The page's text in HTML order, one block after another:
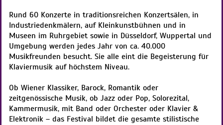
Rund 60 Konzerte in traditionsreichen Konzertsälen, in
Industriedenkmälern, auf Kleinkunstbühnen und in
Museen im Ruhrgebiet sowie in Düsseldorf, Wuppertal und
Umgebung werden jedes Jahr von ca. 40.000
Musikfreunden besucht. Sie alle eint die Begeisterung für
Klaviermusik auf höchstem Niveau.
Ob Wiener Klassiker, Barock, Romantik oder
zeitgenössische Musik, ob Jazz oder Pop, Solorezital,
Kammermusik, mit Band oder Orchester oder Klavier &
Elektronik – das Festival bildet die gesamte stilistische